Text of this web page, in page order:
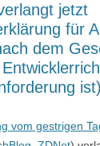
jetzt
für
dem
vom gestrigen